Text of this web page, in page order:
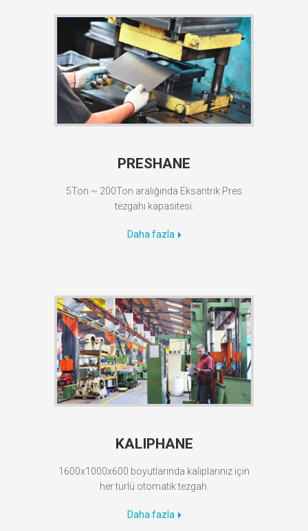
PRESHANE
5Ton ~ 200Ton aralığında Eksantrik Pres
tezgahı kapasitesi.
Daha fazla
KALIPHANE
1600x1000x600 boyutlarında kalıplarınız için
her türlü otomatik tezgah.
Daha fazla